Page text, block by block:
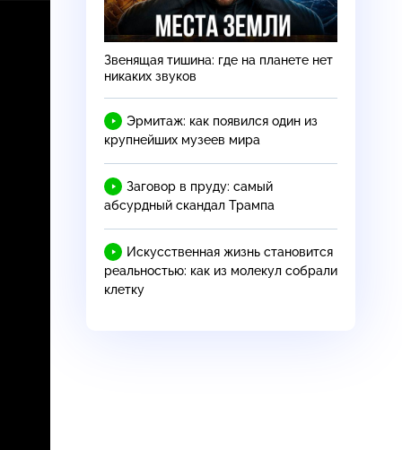
Звенящая тишина: где на планете нет
никаких звуков
Эрмитаж: как появился один из
крупнейших музеев мира
Заговор в пруду: самый
абсурдный скандал Трампа
Искусственная жизнь становится
реальностью: как из молекул собрали
клетку